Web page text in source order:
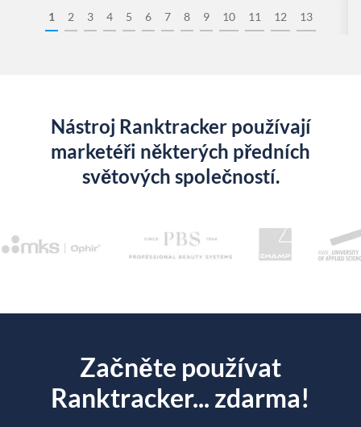
1 2 3 4 5 6 7 8 9 10 11 12 13
Nástroj Ranktracker používají
marketéři některých předních
světových společností.
Začněte používat
Ranktracker... zdarma!